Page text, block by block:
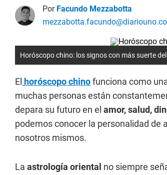
Por Facundo Mezzabotta
Horóscopo chino: los signos con más suerte
El horóscopo chinofunciona como
muchas personas están
depara su futuro en el amor, salud,
podemos conocer la personalidad de
nosotros mismos.
La astrología oriental no siempre